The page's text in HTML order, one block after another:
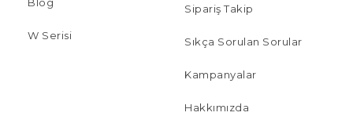
W Serisi
Sipariş Takip
Sıkça Sorulan Sorular
Kampanyalar
Hakkımızda